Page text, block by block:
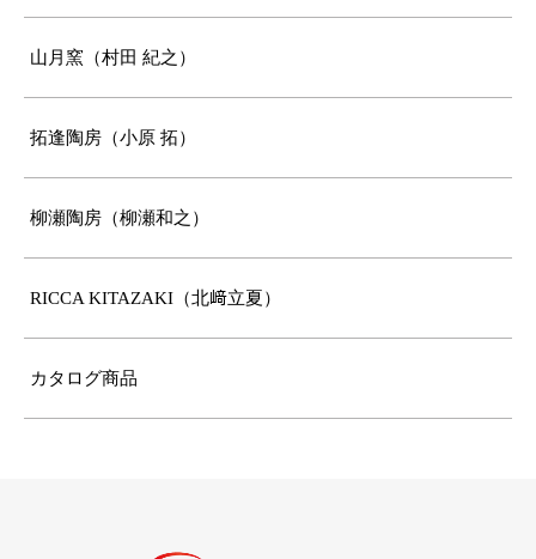
山月窯（村田 紀之）
拓逢陶房（小原 拓）
柳瀬陶房（柳瀬和之）
RICCA KITAZAKI（北﨑立夏）
カタログ商品